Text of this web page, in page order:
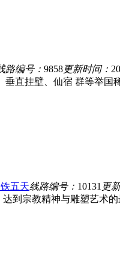
路编号： 9858更新时间：
直挂壁、仙宿 群等举
五天线路编号： 10131 更
到宗教精神与雕塑艺术